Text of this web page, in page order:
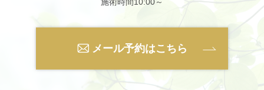
メール予約はこちら